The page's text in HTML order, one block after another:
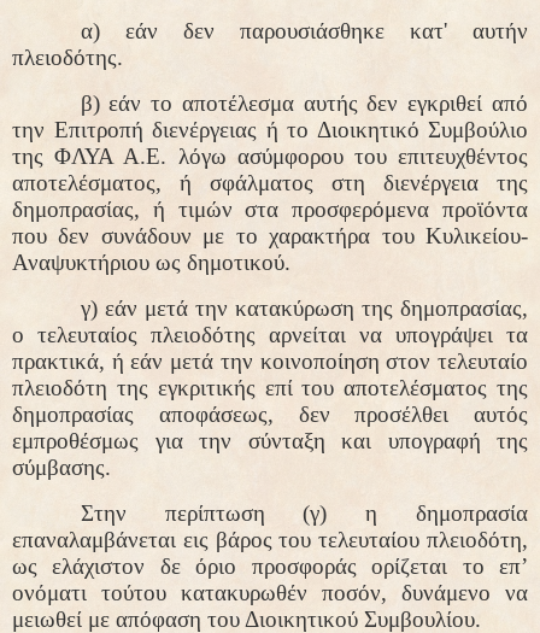
α) εάν δεν παρουσιάσθηκε κατ' αυτήν
πλειοδότης.
β) εάν το αποτέλεσμα αυτής δεν εγκριθεί από
την Επιτροπή διενέργειας ή το Διοικητικό Συμβούλιο
της ΦΛΥΑ Α.Ε. λόγω ασύμφορου του επιτευχθέντος
αποτελέσματος, ή σφάλματος στη διενέργεια της
δημοπρασίας, ή τιμών στα προσφερόμενα προϊόντα
που δεν συνάδουν με το χαρακτήρα του Κυλικείου-
Αναψυκτήριου ως δημοτικού.
γ) εάν μετά την κατακύρωση της δημοπρασίας,
ο τελευταίος πλειοδότης αρνείται να υπογράψει τα
πρακτικά, ή εάν μετά την κοινοποίηση στον τελευταίο
πλειοδότη της εγκριτικής επί του αποτελέσματος της
δημοπρασίας αποφάσεως, δεν προσέλθει αυτός
εμπροθέσμως για την σύνταξη και υπογραφή της
σύμβασης.
Στην περίπτωση (γ) η δημοπρασία
επαναλαμβάνεται εις βάρος του τελευταίου πλειοδότη,
ως ελάχιστον δε όριο προσφοράς ορίζεται το επ’
ονόματι τούτου κατακυρωθέν ποσόν, δυνάμενο να
μειωθεί με απόφαση του Διοικητικού Συμβουλίου.